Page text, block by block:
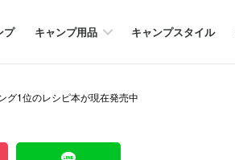
プ キャンプ用品 キャンプスタイル
グ1位のレシピ本が現在発売中